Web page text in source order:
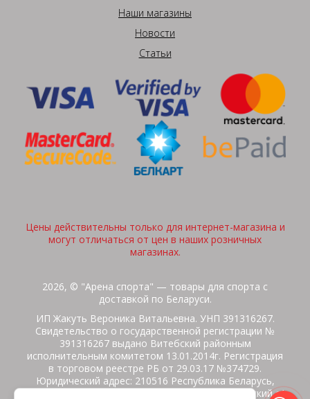
Наши магазины
Новости
Статьи
Цены действительны только для интернет-магазина и
могут отличаться от цен в наших розничных
магазинах.
2026, © "Арена спорта" — товары для спорта с
доставкой по Беларуси.
ИП Жакуть Вероника Витальевна. УНП 391316267.
Свидетельство о государственной регистрации №
391316267 выдано Витебский районным
исполнительным комитетом 13.01.2014г. Регистрация
в торговом реестре РБ от 29.03.17 №374729.
Юридический адрес: 210516 Республика Беларусь,
Витебская область, Витебский район, Бабиничский с/